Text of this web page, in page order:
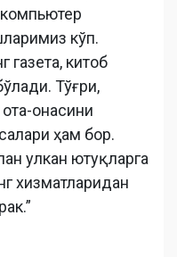
компьютер
кўп.
китоб
Тўғри,
онасини
ҳам бор.
улкан ютуқларга
хизматларидан